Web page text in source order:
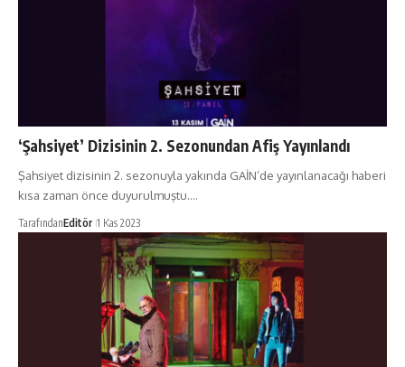
‘Şahsiyet’ Dizisinin 2. Sezonundan Afiş Yayınlandı
Şahsiyet dizisinin 2. sezonuyla yakında GAİN’de yayınlanacağı haberi
kısa zaman önce duyurulmuştu.…
TarafındanEditör 1 Kas 2023